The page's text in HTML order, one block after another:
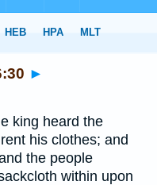
►
king heard the
his clothes; and
the people
within upon